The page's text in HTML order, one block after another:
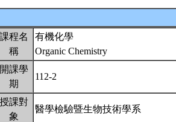
課程名
稱
有機化學
Organic Chemistry
開課學
期
112-2
授課對
象
醫學檢驗暨生物技術學系